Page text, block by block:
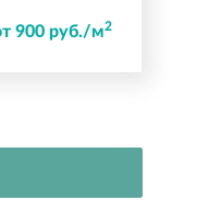
900 руб./м2